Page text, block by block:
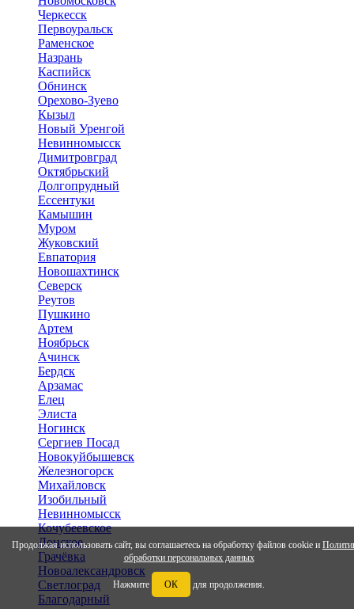
Продолжая использовать сайт, вы соглашаетесь на обработку файлов cookie и
обработки персональных данных
Нажмите ОК для продолжения.
Черкесск
Первоуральск
Раменское
Назрань
Каспийск
Обнинск
Орехово-Зуево
Кызыл
Новый Уренгой
Невинномысск
Димитровград
Октябрьский
Долгопрудный
Ессентуки
Камышин
Муром
Жуковский
Евпатория
Новошахтинск
Северск
Реутов
Пушкино
Артем
Ноябрьск
Ачинск
Бердск
Арзамас
Елец
Элиста
Ногинск
Сергиев Посад
Новокуйбышевск
Железногорск
Михайловск
Изобильный
Невинномысск
Кочубеевское
Донское
Грачёвка
Новоалександровск
Светлоград
Благодарный